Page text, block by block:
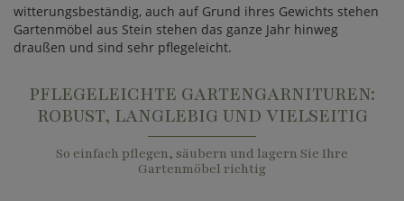
witterungsbeständig, auch auf Grund ihres Gewichts stehen
Gartenmöbel aus Stein stehen das ganze Jahr hinweg
draußen und sind sehr pflegeleicht.
PFLEGELEICHTE GARTENGARNITUREN:
ROBUST, LANGLEBIG UND VIELSEITIG
So einfach pflegen, säubern und lagern Sie Ihre
Gartenmöbel richtig